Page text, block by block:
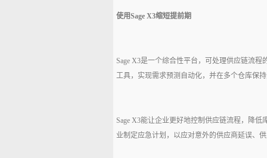
使用Sage X3缩短提前期
Sage X3是一个综合性平台，可处理供应链流
工具，实现需求预测自动化，并在多个仓库保
Sage X3能让企业更好地控制供应链流程，降
业制定应急计划，以应对意外的供应商延误、